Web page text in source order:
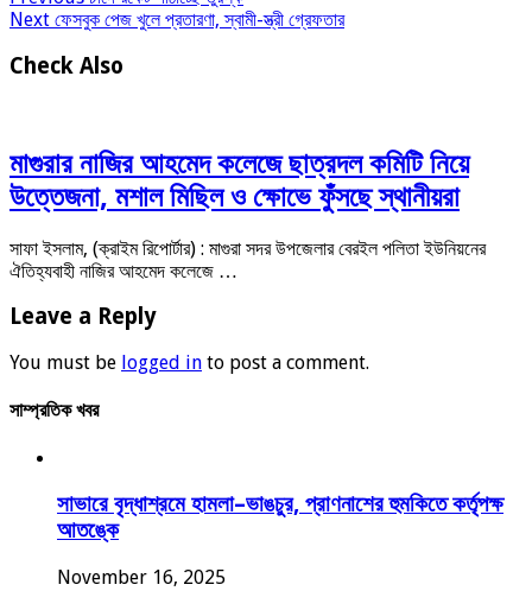
Next ফেসবুক পেজ খুলে প্রতারণা, স্বামী-স্ত্রী গ্রেফতার
Check Also
মাগুরার নাজির আহমেদ কলেজে ছাত্রদল কমিটি নিয়ে
উত্তেজনা, মশাল মিছিল ও ক্ষোভে ফুঁসছে স্থানীয়রা
সাফা ইসলাম, (ক্রাইম রিপোর্টার) : মাগুরা সদর উপজেলার বেরইল পলিতা ইউনিয়নের
ঐতিহ্যবাহী নাজির আহমেদ কলেজে …
Leave a Reply
You must be logged in to post a comment.
সাম্প্রতিক খবর
সাভারে বৃদ্ধাশ্রমে হামলা–ভাঙচুর, প্রাণনাশের হুমকিতে কর্তৃপক্ষ
আতঙ্কে
November 16, 2025